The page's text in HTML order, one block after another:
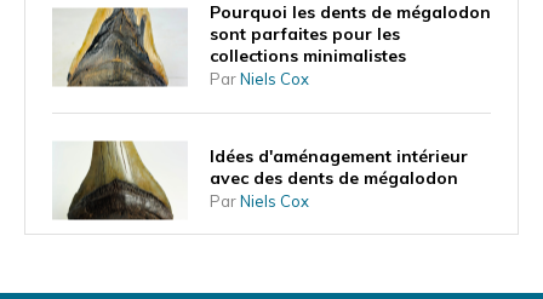
Pourquoi les dents de mégalodon
sont parfaites pour les
collections minimalistes
ParNiels Cox
Idées d'aménagement intérieur
avec des dents de mégalodon
ParNiels Cox